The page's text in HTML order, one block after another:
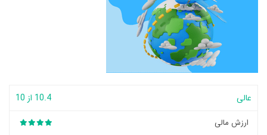
عالی 10.4 از 10
ارزش مالی